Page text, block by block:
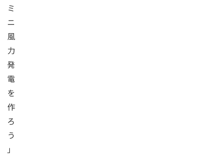
ミ
ニ
風
力
発
電
を
作
ろ
う
」